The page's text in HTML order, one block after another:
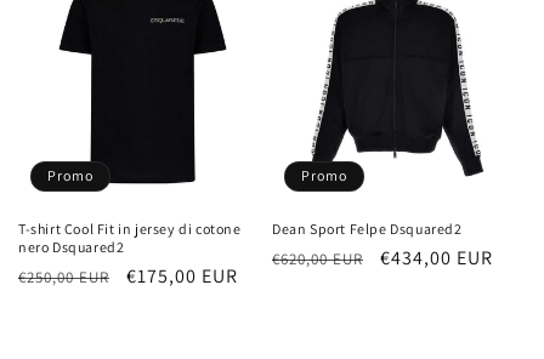
Promo
T-shirt Cool Fit in jersey di cotone
nero Dsquared2
Prezzo
€250,00 EUR
Prezzo
€175,00 EUR
Promo
Dean Sport Felpe Dsquared2
Prezzo
€620,00 EUR
Prezzo
€434,00 EUR